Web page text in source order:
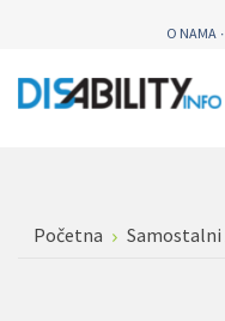
O NAMA
Početna